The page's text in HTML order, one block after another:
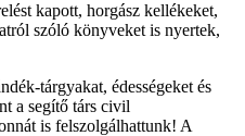
kapott, horgász kellékeket,
szóló könyveket is nyertek,
tárgyakat, édességeket és
a segítő társ civil
is felszolgálhattunk! A